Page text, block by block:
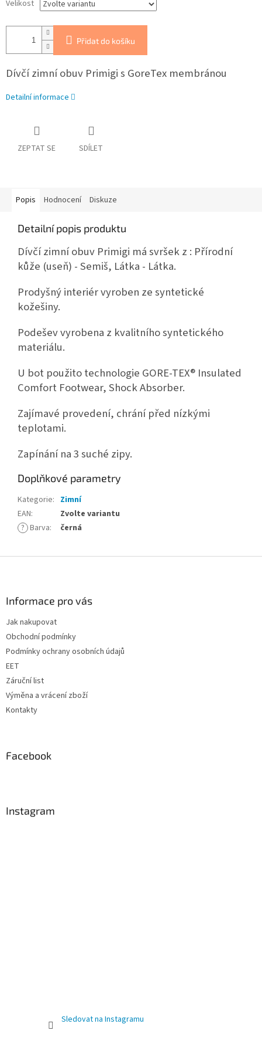
Velikost
Přidat do košíku
Dívčí zimní obuv Primigi s GoreTex membránou
Detailní informace
ZEPTAT SE SDÍLET
Popis Hodnocení Diskuze
Detailní popis produktu
Dívčí zimní obuv Primigi má svršek z : Přírodní
kůže (useň) - Semiš, Látka - Látka.
Prodyšný interiér vyroben ze syntetické
kožešiny.
Podešev vyrobena z kvalitního syntetického
materiálu.
U bot použito technologie GORE-TEX® Insulated
Comfort Footwear, Shock Absorber.
Zajímavé provedení, chrání před nízkými
teplotami.
Zapínání na 3 suché zipy.
Doplňkové parametry
Kategorie: Zimní
EAN:
Zvolte variantu
? Barva: černá
Informace pro vás
Jak nakupovat
Obchodní podmínky
Podmínky ochrany osobních údajů
EET
Záruční list
Výměna a vrácení zboží
Kontakty
Facebook
Instagram
Sledovat na Instagramu